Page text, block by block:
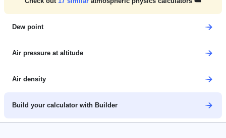
Dew point
Air pressure at altitude
Air density
Build your calculator with Builder